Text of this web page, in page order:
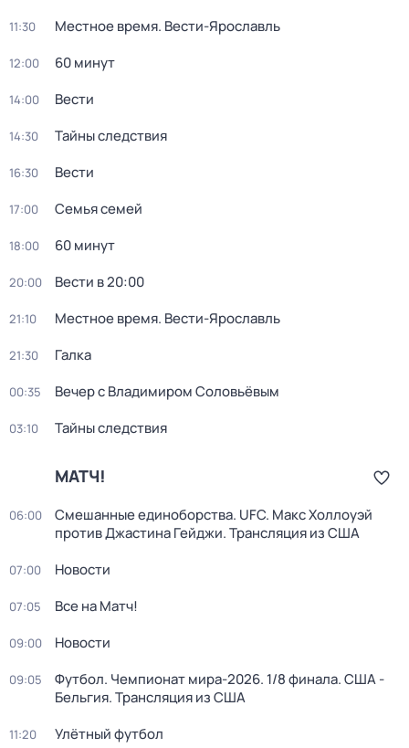
11:30 Местное время. Вести-Ярославль
12:00 60 минут
14:00 Вести
14:30 Тайны следствия
16:30 Вести
17:00 Семья семей
18:00 60 минут
20:00 Вести в 20:00
21:10 Местное время. Вести-Ярославль
21:30 Галка
00:35 Вечер с Владимиром Соловьёвым
03:10 Тайны следствия
МАТЧ!
06:00
Смешанные единоборства. UFC. Макс Холлоуэй
против Джастина Гейджи. Трансляция из США
07:00 Новости
07:05 Все на Матч!
09:00 Новости
09:05
Футбол. Чемпионат мира-2026. 1/8 финала. США -
Бельгия. Трансляция из США
11:20 Улётный футбол